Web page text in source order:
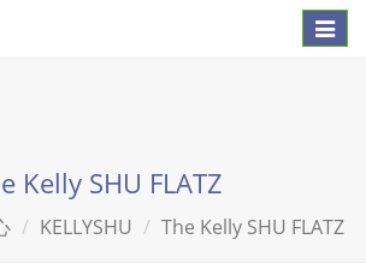
Toggle
Kelly SHU FLATZ
KELLYSHU The Kelly SHU FLATZ